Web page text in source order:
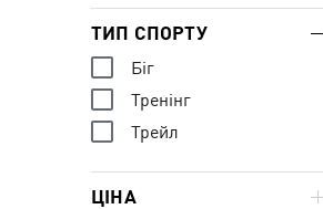
ТИП СПОРТУ
Біг
Тренінг
Трейл
ЦІНА